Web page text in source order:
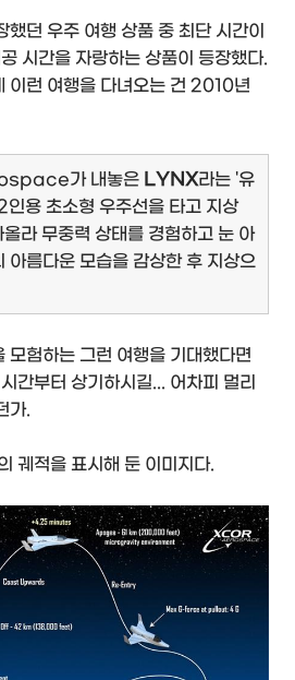
했던 우주 여행 상품 중 최단 시간이
시간을 자랑하는 상품이 등장했다.
이런 여행을 다녀오는 건 2010년
가 내놓은 LYNX라는 '유
인용 초소형 우주선을 타고 지상
라 무중력 상태를 경험하고 눈 아
아름다운 모습을 감상한 후 지상으
모험하는 그런 여행을 기대했다면
간부터 상기하시길... 어차피 멀리
가.
궤적을 표시해 둔 이미지다.